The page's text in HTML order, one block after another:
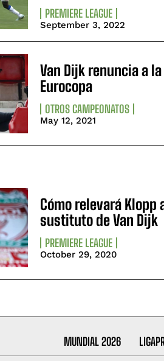
PREMIERE LEAGUE
September 3, 2022
Van Dijk renuncia a la
Eurocopa
OTROS CAMPEONATOS
May 12, 2021
Cómo relevará Klopp
sustituto de Van Dijk
PREMIERE LEAGUE
October 29, 2020
MUNDIAL 2026